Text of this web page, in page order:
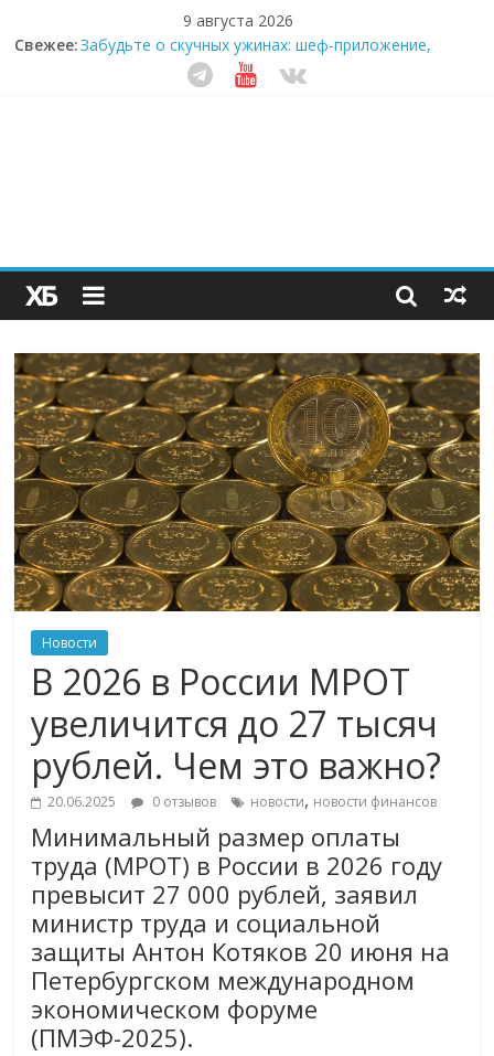
9 августа 2026
Свежее:Забудьте о скучных ужинах: шеф-приложение,
которое видит вашу еду насквозь
Небо зовёт: как бизнес на полётах дронов и
Секрет супергидратации: почему кокосовая вода с
пребиотиками становится главным трендом
здорового питания
Новости
В 2026 в России МРОТ
увеличится до 27 тысяч
рублей. Чем это важно?
20.06.2025 0 отзывов новости, новости финансов
Минимальный размер оплаты
труда (МРОТ) в России в 2026 году
превысит 27 000 рублей, заявил
министр труда и социальной
защиты Антон Котяков 20 июня на
Петербургском международном
экономическом форуме
(ПМЭФ-2025).